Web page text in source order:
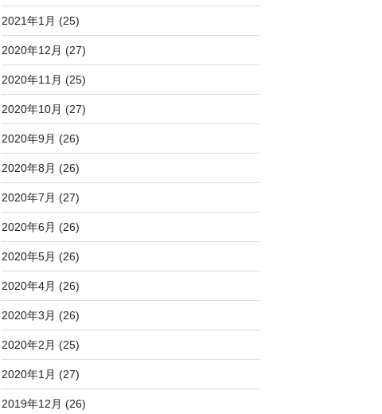
2021年1月 (25)
2020年12月 (27)
2020年11月 (25)
2020年10月 (27)
2020年9月 (26)
2020年8月 (26)
2020年7月 (27)
2020年6月 (26)
2020年5月 (26)
2020年4月 (26)
2020年3月 (26)
2020年2月 (25)
2020年1月 (27)
2019年12月 (26)